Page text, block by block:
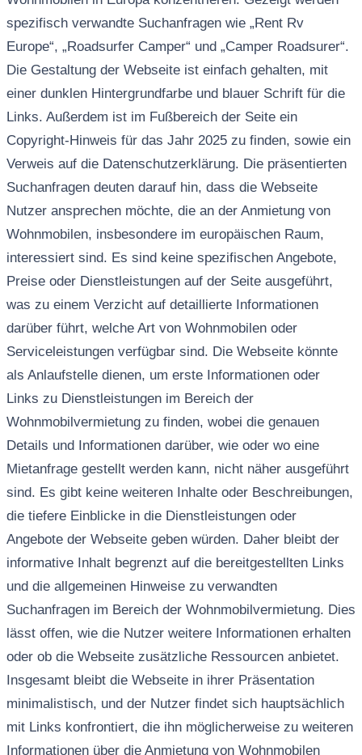
spezifisch verwandte Suchanfragen wie „Rent Rv
Europe“, „Roadsurfer Camper“ und „Camper Roadsurer“.
Die Gestaltung der Webseite ist einfach gehalten, mit
einer dunklen Hintergrundfarbe und blauer Schrift für die
Links. Außerdem ist im Fußbereich der Seite ein
Copyright-Hinweis für das Jahr 2025 zu finden, sowie ein
Verweis auf die Datenschutzerklärung. Die präsentierten
Suchanfragen deuten darauf hin, dass die Webseite
Nutzer ansprechen möchte, die an der Anmietung von
Wohnmobilen, insbesondere im europäischen Raum,
interessiert sind. Es sind keine spezifischen Angebote,
Preise oder Dienstleistungen auf der Seite ausgeführt,
was zu einem Verzicht auf detaillierte Informationen
darüber führt, welche Art von Wohnmobilen oder
Serviceleistungen verfügbar sind. Die Webseite könnte
als Anlaufstelle dienen, um erste Informationen oder
Links zu Dienstleistungen im Bereich der
Wohnmobilvermietung zu finden, wobei die genauen
Details und Informationen darüber, wie oder wo eine
Mietanfrage gestellt werden kann, nicht näher ausgeführt
sind. Es gibt keine weiteren Inhalte oder Beschreibungen,
die tiefere Einblicke in die Dienstleistungen oder
Angebote der Webseite geben würden. Daher bleibt der
informative Inhalt begrenzt auf die bereitgestellten Links
und die allgemeinen Hinweise zu verwandten
Suchanfragen im Bereich der Wohnmobilvermietung. Dies
lässt offen, wie die Nutzer weitere Informationen erhalten
oder ob die Webseite zusätzliche Ressourcen anbietet.
Insgesamt bleibt die Webseite in ihrer Präsentation
minimalistisch, und der Nutzer findet sich hauptsächlich
mit Links konfrontiert, die ihn möglicherweise zu weiteren
Informationen über die Anmietung von Wohnmobilen